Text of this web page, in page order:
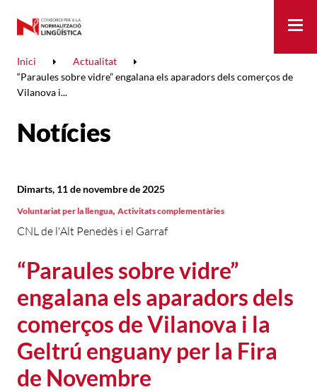
Inici
Actualitat
“Paraules sobre vidre” engalana els aparadors dels comerços de
Vilanova i...
Notícies
“Paraules sobre vidre”
engalana els aparadors dels
comerços de Vilanova i la
Geltrú enguany per la Fira
de Novembre
CNL de l'Alt Penedès i el Garraf
Dimarts, 11 de novembre de 2025
Voluntariat per la llengua, Activitats complementàries